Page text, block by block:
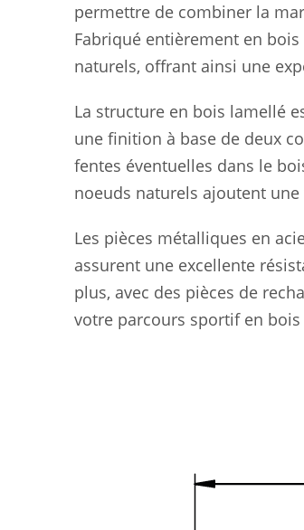
permettre de combiner la
Fabriqué entièrement en
naturels, offrant ainsi une
La structure en bois lamellé
une finition à base de deux
fentes éventuelles dans le
noeuds naturels ajoutent
Les pièces métalliques en
assurent une excellente
plus, avec des pièces de
votre parcours sportif en